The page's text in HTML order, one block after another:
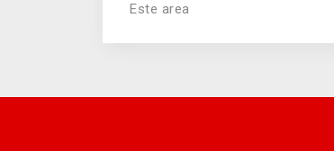
Este area